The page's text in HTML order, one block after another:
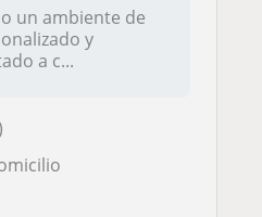
un ambiente de
y
a c...